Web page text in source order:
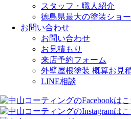
スタッフ・職人紹介
徳島県最大の塗装ショ
お問い合わせ
お問い合わせ
お見積もり
来店予約フォーム
外壁屋根塗装 概算お見
LINE相談